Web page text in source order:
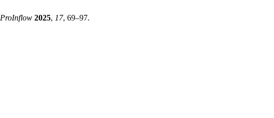
ProInflow 2025, 17, 69–97.